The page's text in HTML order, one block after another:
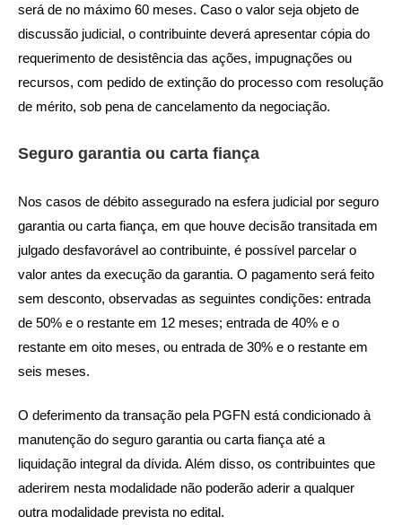
será de no máximo 60 meses. Caso o valor seja objeto de
discussão judicial, o contribuinte deverá apresentar cópia do
requerimento de desistência das ações, impugnações ou
recursos, com pedido de extinção do processo com resolução
de mérito, sob pena de cancelamento da negociação.
Seguro garantia ou carta fiança
Nos casos de débito assegurado na esfera judicial por seguro
garantia ou carta fiança, em que houve decisão transitada em
julgado desfavorável ao contribuinte, é possível parcelar o
valor antes da execução da garantia. O pagamento será feito
sem desconto, observadas as seguintes condições: entrada
de 50% e o restante em 12 meses; entrada de 40% e o
restante em oito meses, ou entrada de 30% e o restante em
seis meses.
O deferimento da transação pela PGFN está condicionado à
manutenção do seguro garantia ou carta fiança até a
liquidação integral da dívida. Além disso, os contribuintes que
aderirem nesta modalidade não poderão aderir a qualquer
outra modalidade prevista no edital.